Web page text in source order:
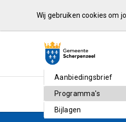
Wij gebruiken cookies om
Aanbiedingsbrief
Programma's
Bijlagen